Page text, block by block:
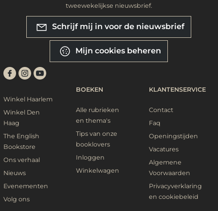
tweewekelijkse nieuwsbrief.
Schrijf mij in voor de nieuwsbrief
Mijn cookies beheren
Winkel Haarlem
Winkel Den
Haag
The English
Bookstore
Ons verhaal
Nieuws
Evenementen
Volg ons
BOEKEN
Alle rubrieken
en thema's
Tips van onze
booklovers
Inloggen
Winkelwagen
KLANTENSERVICE
Contact
Faq
Openingstijden
Vacatures
Algemene
Voorwaarden
Privacyverklaring
en cookiebeleid